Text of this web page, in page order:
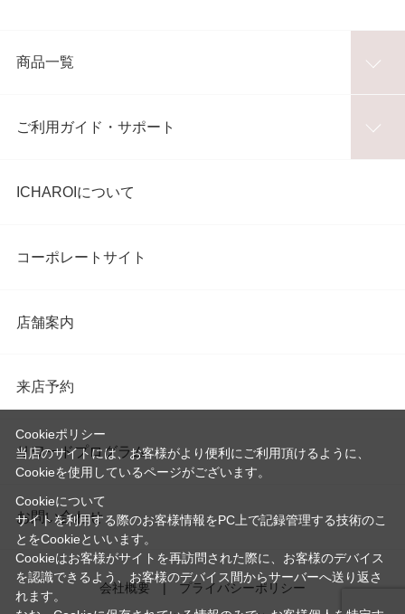
商品一覧
ご利用ガイド・サポート
ICHAROIについて
コーポレートサイト
店舗案内
来店予約
リワードプログラム
お問い合わせ
会社概要 プライバシーポリシー
Cookieポリシー
当店のサイトには、お客様がより便利にご利用頂けるように、
Cookieを使用しているページがございます。
Cookieについて
サイトを利用する際のお客様情報をPC上で記録管理する技術のこ
とをCookieといいます。
Cookieはお客様がサイトを再訪問された際に、お客様のデバイス
を認識できるよう、お客様のデバイス間からサーバーへ送り返さ
れます。